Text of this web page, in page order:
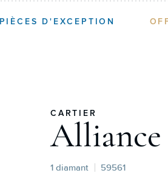
PIÈCES D'EXCEPTION
CARTIER
Alliance
1 diamant
59561